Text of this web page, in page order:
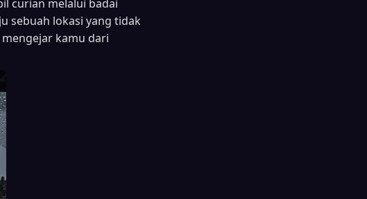
curian melalui badai
sebuah lokasi yang tidak
kamu dari